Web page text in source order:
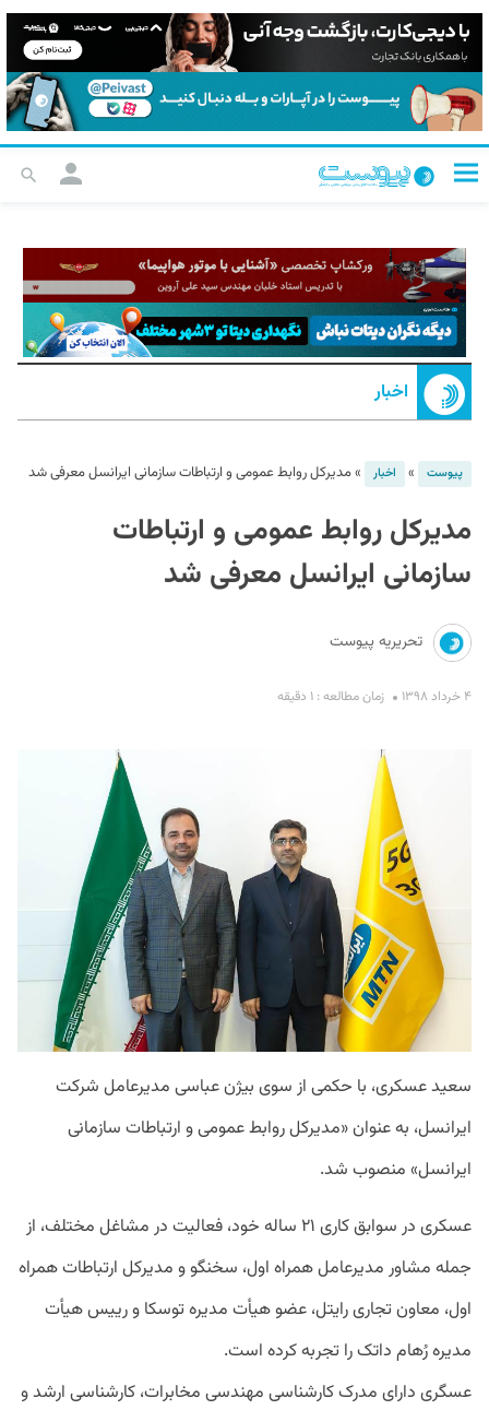
اخبار
پیوست » اخبار »مدیرکل روابط عمومی و ارتباطات سازمانی ایرانسل معرفی شد
مدیرکل روابط عمومی و ارتباطات
سازمانی ایرانسل معرفی شد
تحریریه پیوست
۴ خرداد ۱۳۹۸ زمان مطالعه : ۱ دقیقه
سعید عسکری، با حکمی از سوی بیژن عباسی مدیرعامل شرکت
ایرانسل، به عنوان «مدیرکل روابط عمومی و ارتباطات سازمانی
ایرانسل» منصوب شد.
عسکری در سوابق کاری ۲۱ ساله خود، فعالیت در مشاغل مختلف، از
جمله مشاور مدیرعامل همراه اول، سخنگو و مدیرکل ارتباطات همراه
اول، معاون تجاری رایتل، عضو هیأت مدیره توسکا و رییس هیأت
مدیره رُهام داتک را تجربه کرده است.
عسگری دارای مدرک کارشناسی مهندسی مخابرات، کارشناسی ارشد و